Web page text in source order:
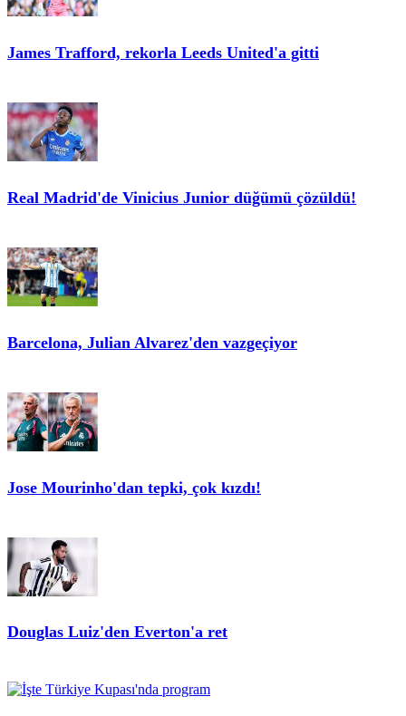
James Trafford, rekorla Leeds United'a gitti
Real Madrid'de Vinicius Junior düğümü çözüldü!
Barcelona, Julian Alvarez'den vazgeçiyor
Jose Mourinho'dan tepki, çok kızdı!
Douglas Luiz'den Everton'a ret